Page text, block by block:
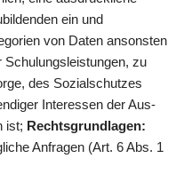
ein und
von Daten ansonsten
Schulungsleistungen, zu
des Sozialschutzes
Interessen der Aus-
ist; Rechtsgrundlagen:
Anfragen (Art. 6 Abs. 1